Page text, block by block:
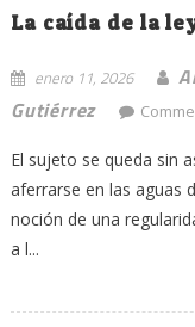
La caída de la
enero 11, 2026
Gutiérrez
El sujeto se queda sin
aferrarse en las aguas
noción de una
a l...